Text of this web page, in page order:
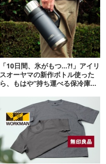
「10日間、氷がもつ…?!」アイリ
スオーヤマの新作ボトル使った
ら、もはや“持ち運べる保冷庫